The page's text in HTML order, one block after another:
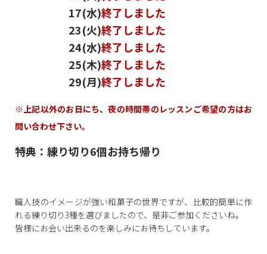
17(水)終了しました
23(火)終了しました
24(水)終了しました
25(木)終了しました
29(月)終了しました
※上記以外のお日にち、夜の時間帯のレッスンご希望の方はお
問い合わせ下さい。
特典：練り切り6個お持ち帰り
職人技のイメージが強い和菓子の世界ですが、比較的簡単に作
れる練り切り3種を選びましたので、是非ご参加くださいね。
皆様にお会い出来るのを楽しみにお待ちしています。